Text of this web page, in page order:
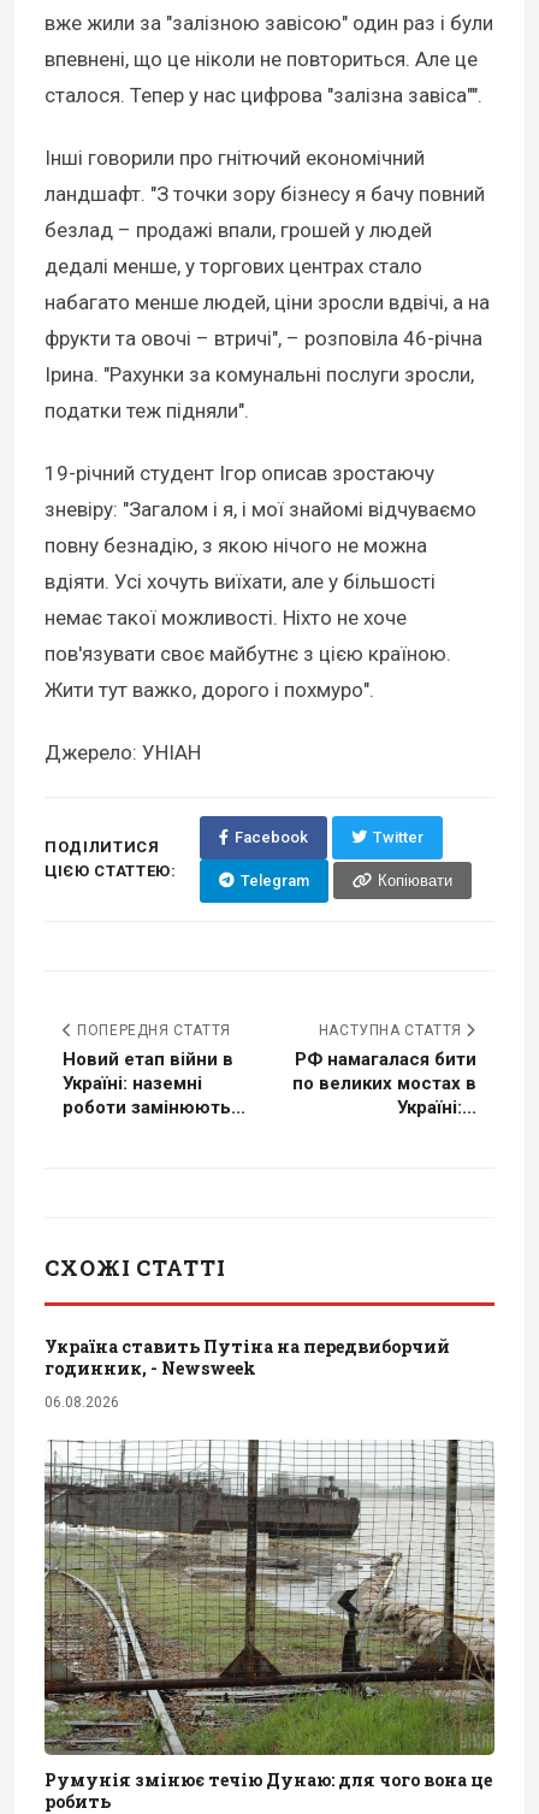
вже жили за "залізною завісою" один раз і були
впевнені, що це ніколи не повториться. Але це
сталося. Тепер у нас цифрова "залізна завіса"".
Інші говорили про гнітючий економічний
ландшафт. "З точки зору бізнесу я бачу повний
безлад – продажі впали, грошей у людей
дедалі менше, у торгових центрах стало
набагато менше людей, ціни зросли вдвічі, а на
фрукти та овочі – втричі", – розповіла 46-річна
Ірина. "Рахунки за комунальні послуги зросли,
податки теж підняли".
19-річний студент Ігор описав зростаючу
зневіру: "Загалом і я, і мої знайомі відчуваємо
повну безнадію, з якою нічого не можна
вдіяти. Усі хочуть виїхати, але у більшості
немає такої можливості. Ніхто не хоче
пов'язувати своє майбутнє з цією країною.
Жити тут важко, дорого і похмуро".
Джерело: УНІАН
ПОДІЛИТИСЯ
ЦІЄЮ СТАТТЕЮ:
Facebook Twitter
Telegram Копіювати
ПОПЕРЕДНЯ СТАТТЯ
Новий етап війни в
Україні: наземні
роботи замінюють...
НАСТУПНА СТАТТЯ
РФ намагалася бити
по великих мостах в
Україні:...
СХОЖІ СТАТТІ
Україна ставить Путіна на передвиборчий
годинник, - Newsweek
06.08.2026
Румунія змінює течію Дунаю: для чого вона це
робить